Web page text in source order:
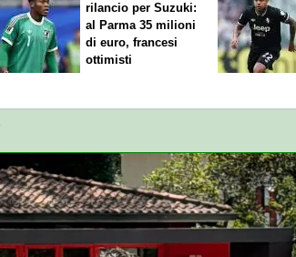
rilancio per Suzuki:
al Parma 35 milioni
di euro, francesi
ottimisti